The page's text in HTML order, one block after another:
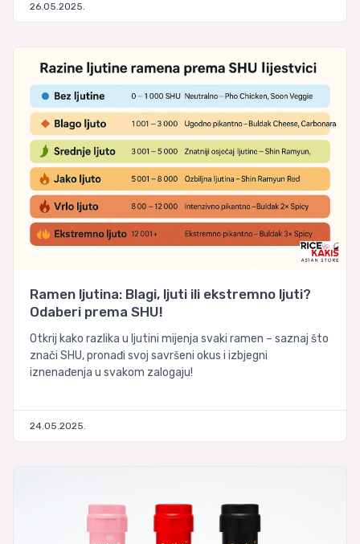
26.05.2025.
Ramen ljutina: Blagi, ljuti ili ekstremno ljuti?
Odaberi prema SHU!
Otkrij kako razlika u ljutini mijenja svaki ramen – saznaj što
znači SHU, pronađi svoj savršeni okus i izbjegni
iznenađenja u svakom zalogaju!
24.05.2025.